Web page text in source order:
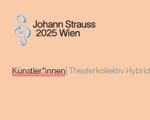
Künstler*innen Theaterkollektiv Hybrid